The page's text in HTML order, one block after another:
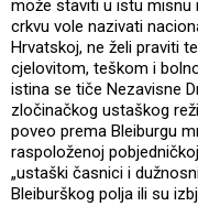
može staviti u istu misnu
crkvu vole nazivati
Hrvatskoj, ne želi praviti
cjelovitom, teškom i
istina se tiče Nezavisne
zločinačkog ustaškog
poveo prema Bleiburgu
raspoloženoj
„ustaški časnici i
Bleiburškog polja ili su